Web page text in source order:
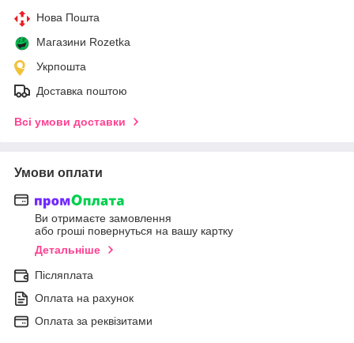
Нова Пошта
Магазини Rozetka
Укрпошта
Доставка поштою
Всі умови доставки
Умови оплати
Ви отримаєте замовлення
або гроші повернуться на вашу картку
Детальніше
Післяплата
Оплата на рахунок
Оплата за реквізитами